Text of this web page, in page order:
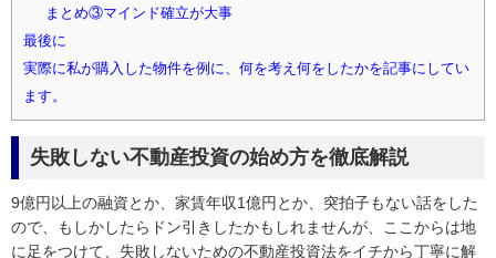
まとめ③マインド確立が大事
最後に
実際に私が購入した物件を例に、何を考え何をしたかを記事にしてい
ます。
失敗しない不動産投資の始め方を徹底解説
9億円以上の融資とか、家賃年収1億円とか、突拍子もない話をした
ので、もしかしたらドン引きしたかもしれませんが、ここからは地
に足をつけて、失敗しないための不動産投資法をイチから丁寧に解